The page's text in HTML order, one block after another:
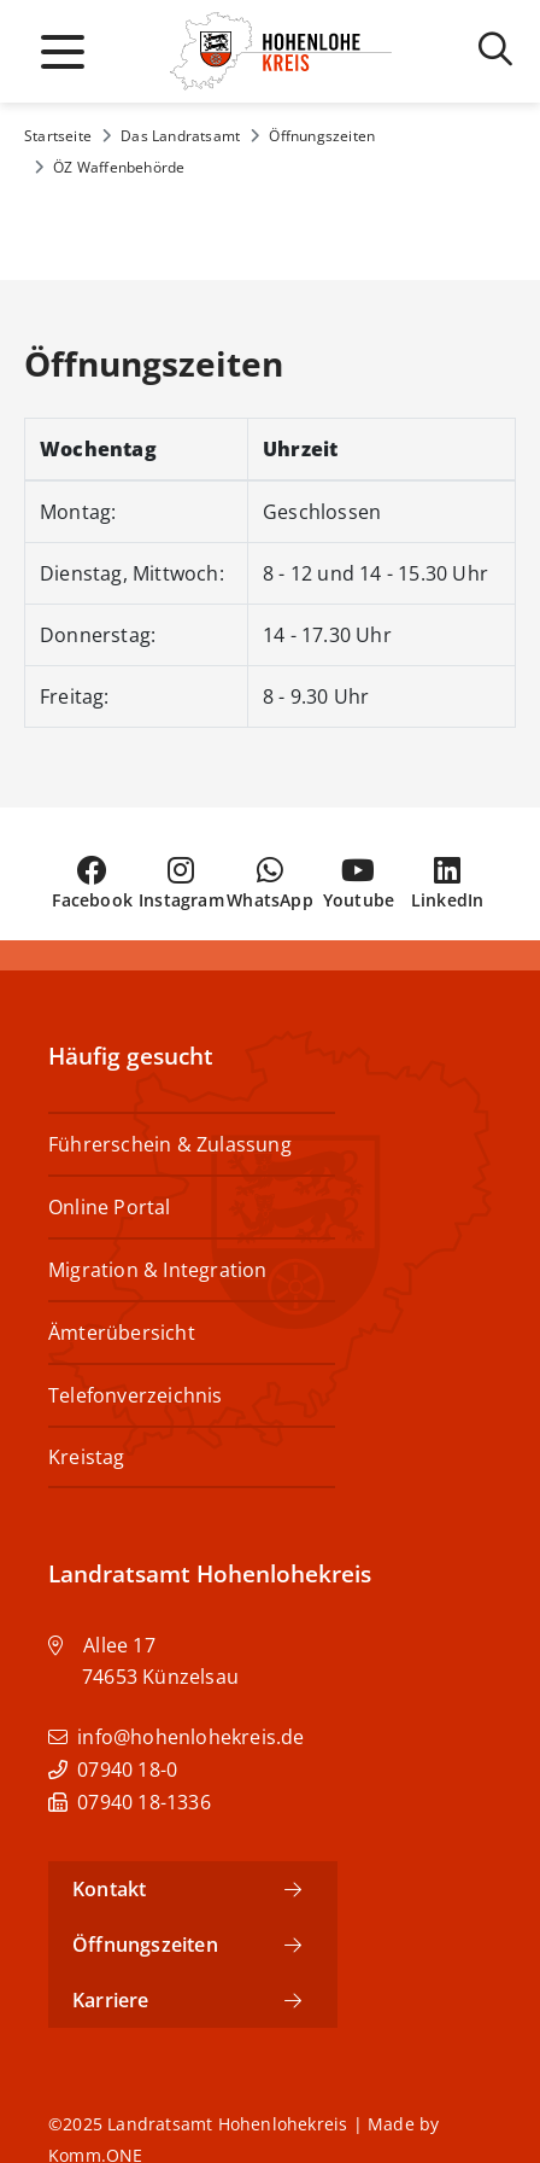
Startseite Das Landratsamt
Öffnungszeiten
ÖZ Waffenbehörde
Öffnungszeiten
Wochentag Uhrzeit
Montag: Geschlossen
Dienstag, Mittwoch: 8 - 12 und 14 - 15.30 Uhr
Donnerstag: 14 - 17.30 Uhr
Freitag: 8 - 9.30 Uhr
Facebook InstagramWhatsApp Youtube LinkedIn
Häufig gesucht
Führerschein & Zulassung
Online Portal
Migration & Integration
Ämterübersicht
Telefonverzeichnis
Kreistag
Landratsamt Hohenlohekreis
Allee 17
74653 Künzelsau
info@hohenlohekreis.de
07940 18-0
07940 18-1336
Kontakt
Öffnungszeiten
Karriere
©2025 Landratsamt Hohenlohekreis | Made by
Komm.ONE